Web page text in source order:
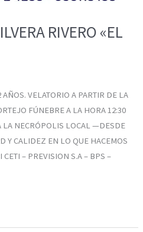
RIVERO «EL
VELATORIO A PARTIR DE LA
FÚNEBRE A LA HORA 12:30
LA NECRÓPOLIS LOCAL —DESDE
Y CALIDEZ EN LO QUE HACEMOS
– PREVISION S.A – BPS –